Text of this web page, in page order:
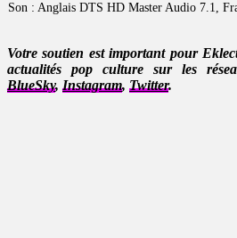
Son : Anglais DTS HD Master Audio 7.1,
Votre soutien est important pour
actualités pop culture sur les
BlueSky, Instagram, Twitter.